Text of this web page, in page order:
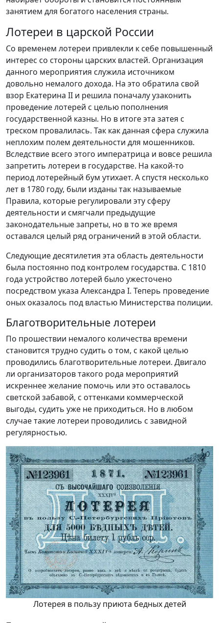
занятием для богатого населения страны.
Лотереи в царской России
Со временем лотереи привлекли к себе повышенный
интерес со стороны царских властей. Организация
данного мероприятия служила источником
довольно немалого дохода. На это обратила свой
взор Екатерина II и решила поначалу узаконить
проведение лотерей с целью пополнения
государственной казны. Но в итоге эта затея с
треском провалилась. Так как данная сфера служила
неплохим полем деятельности для мошенников.
Вследствие всего этого императрица и вовсе решила
запретить лотереи в государстве. На какой-то
период лотерейный бум утихает. А спустя несколько
лет в 1780 году, были изданы так называемые
Правила, которые регулировали эту сферу
деятельности и смягчали предыдущие
законодательные запреты, но в то же время
оставался целый ряд ограничений в этой области.
Следующие десятилетия эта область деятельности
была постоянно под контролем государства. С 1810
года устройство лотерей было ужесточено
посредством указа Александра I. Теперь проведение
оных оказалось под властью Министерства полиции.
Благотворительные лотереи
По прошествии немалого количества времени
становится трудно судить о том, с какой целью
проводились благотворительные лотереи. Двигало
ли организаторов такого рода мероприятий
искреннее желание помочь или это оставалось
светской забавой, с оттенками коммерческой
выгоды, судить уже не приходиться. Но в любом
случае такие лотереи проводились с завидной
регулярностью.
Лотерея в пользу приюта бедных детей